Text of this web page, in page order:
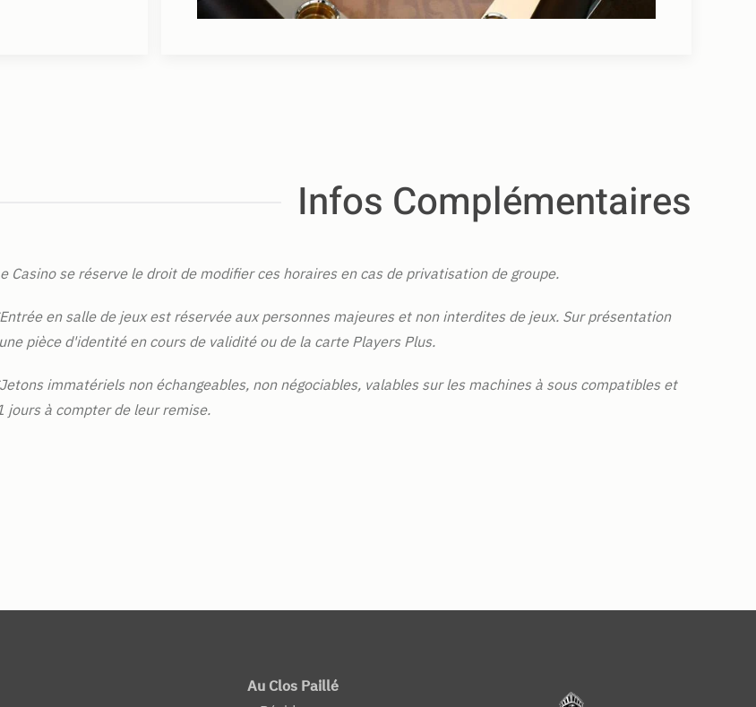
Infos Complémentaires
Casino se réserve le droit de modifier ces horaires en cas de privatisation de groupe.
en salle de jeux est réservée aux personnes majeures et non interdites de jeux. Sur présentation
pièce d'identité en cours de validité ou de la carte Players Plus.
immatériels non échangeables, non négociables, valables sur les machines à sous compatibles et
jours à compter de leur remise.
Au Clos Paillé